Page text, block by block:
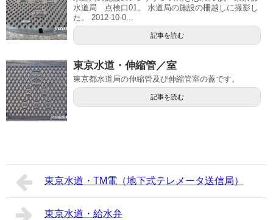
水道局 点検口01。 水道局の施設の柵越しに撮影し
た。 2012-10-0...
記事を読む
東京水道・伸縮管／室
東京都水道局の伸縮管及び伸縮管室の蓋です。
記事を読む
東京水道・TM電（地下式テレメータ送信局）
東京水道・給水弁